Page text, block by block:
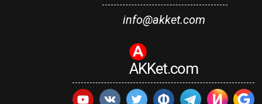
info@akket.com
AKKet.com